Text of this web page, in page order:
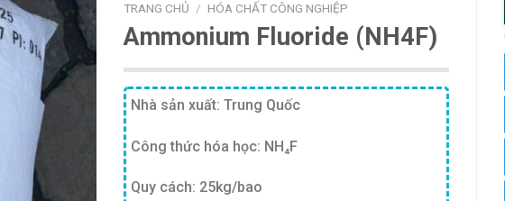
TRANG CHỦ / HÓA CHẤT CÔNG NGHIỆP
Ammonium Fluoride (NH4F)
Nhà sản xuất: Trung Quốc
Công thức hóa học: NH₄F
Quy cách: 25kg/bao